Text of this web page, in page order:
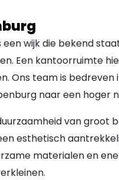
wijk die bekend
Een kantoorruimte
Ons team is
naar een hoger
van groot
esthetisch
materialen en